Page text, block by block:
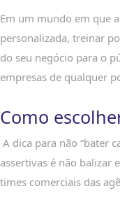
Em um mundo em que
personalizada, treinar
do seu negócio para o
empresas de qualquer
Como
A dica para não “bater
assertivas é não balizar
times comerciais das